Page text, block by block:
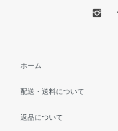
ホーム
配送・送料について
返品について